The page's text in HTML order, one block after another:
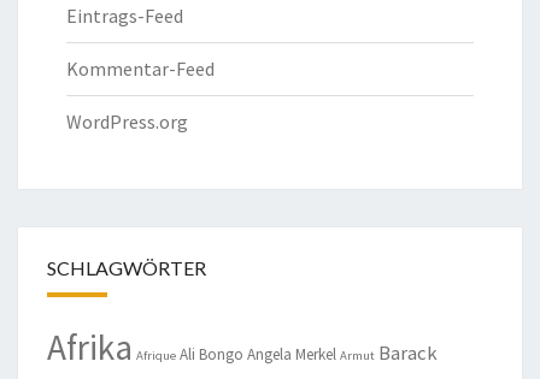
Eintrags-Feed
Kommentar-Feed
WordPress.org
SCHLAGWÖRTER
Afrika Afrique Ali Bongo Angela Merkel Armut Barack